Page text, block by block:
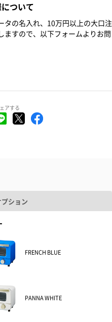
ついて
タの名入れ、10万円以上の大口注
ますので、以下フォームよりお問
アする
ション
FRENCH BLUE
PANNA WHITE